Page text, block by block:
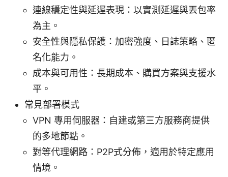
連線穩定性與延遲表現：以實測延遲與丟包率
為主。
安全性與隱私保護：加密強度、日誌策略、匿
名化能力。
成本與可用性：長期成本、購買方案與支援水
平。
常見部署模式
VPN 專用伺服器：自建或第三方服務商提供
的多地節點。
對等代理網路：P2P式分佈，適用於特定應用
情境。